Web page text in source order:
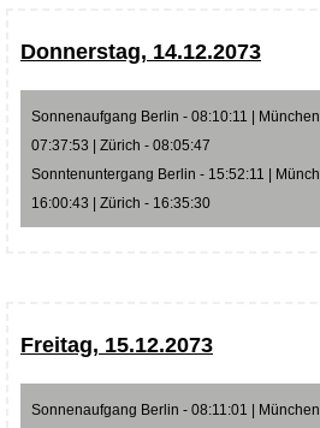
Donnerstag, 14.12.2073
Sonnenaufgang Berlin - 08:10:11 |
07:37:53 | Zürich - 08:05:47
Sonntenuntergang Berlin - 15:52:11 |
16:00:43 | Zürich - 16:35:30
Freitag, 15.12.2073
Sonnenaufgang Berlin - 08:11:01 |